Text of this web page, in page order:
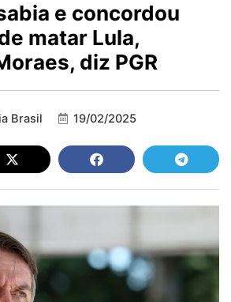
e concordou
matar Lula,
diz PGR
Brasil 19/02/2025